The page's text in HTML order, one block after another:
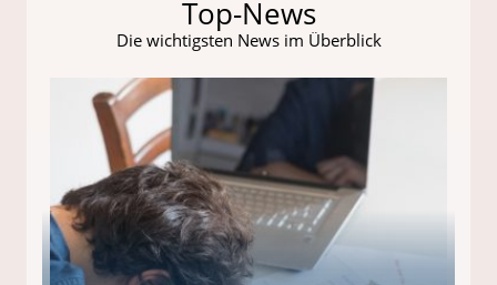
Top-News
Die wichtigsten News im Überblick